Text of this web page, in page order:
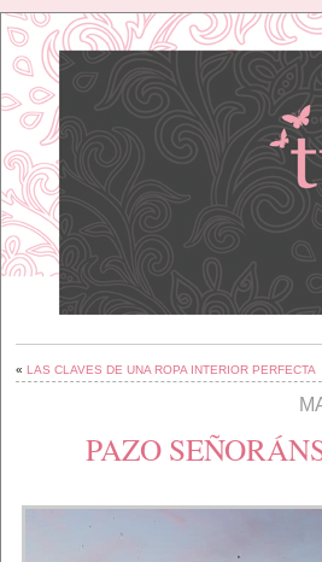
« LAS CLAVES DE UNA ROPA INTERIOR PERFECTA
PAZO